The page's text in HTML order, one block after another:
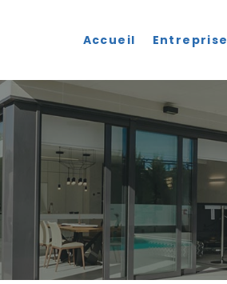
Accueil Entreprise